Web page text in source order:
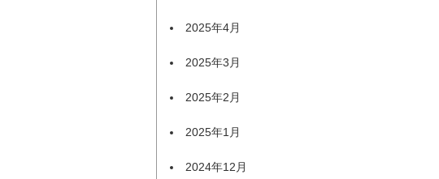
2025年4月
2025年3月
2025年2月
2025年1月
2024年12月